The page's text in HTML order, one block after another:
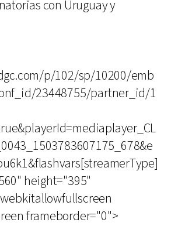
con Uruguay y
p/102/sp/10200/emb
23448755/partner_id/1
height="395"
frameborder="0">